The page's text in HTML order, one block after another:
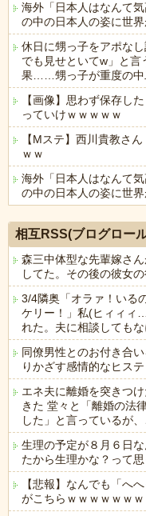
海外「日本人はなんて
の中の日本人の姿に世
休日に甥っ子をアポな
でも見せといてw」と
果……甥っ子が重度の中
【画像】思わず保存し
っていけｗｗｗｗｗ
【Mステ】西川貴教さ
ｗｗ
海外「日本人はなんて
の中の日本人の姿に世
相互RSS(ブログロー
森三中体型な先輩嫁さ
してた。その後の彼女
3/4隣奥「オラァ！いる
ケリー！」私(ヒィィィ
れた。夫に相談しても
同僚男性とのお付き合
りかざす感情的なヒス
エネ夫に離婚を突きつ
きた 堂々と「離婚の法
した」と言っているが
生理の予定が８月６日
たから生理かな？って
【悲報】なんでも「へ
がこちらｗｗｗｗｗｗｗ